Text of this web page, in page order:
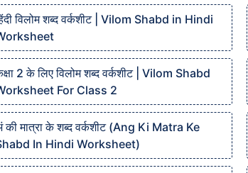
विलोम शब्द वर्कशीट | Vilom Shabd in Hindi
2 के लिए विलोम शब्द वर्कशीट | Vilom Shabd
For Class 2
की मात्रा के शब्द वर्कशीट (Ang Ki Matra Ke
In Hindi Worksheet)